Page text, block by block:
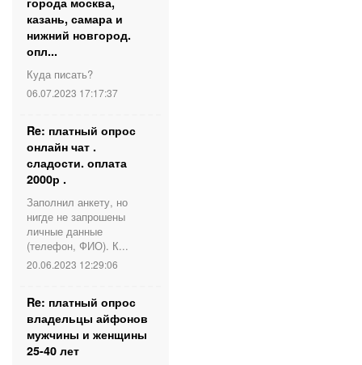
казань, самара и
нижний новгород.
опл...
Куда писать?
06.07.2023 17:17:37
Re: платный опрос
онлайн чат .
сладости. оплата
2000р .
Заполнил анкету, но
нигде не запрошены
личные данные
(телефон, ФИО). К...
20.06.2023 12:29:06
Re: платный опрос
владельцы айфонов
мужчины и женщины
25-40 лет